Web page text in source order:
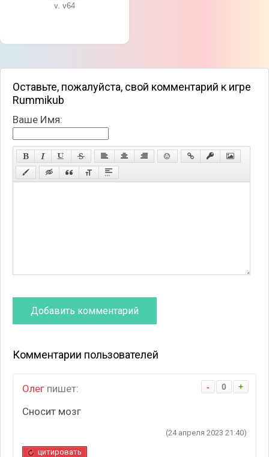
v. v64
Оставьте, пожалуйста, свой комментарий к игре
Rummikub
Ваше Имя:
Комментарии пользователей
- 0 +
Олег пишет:
Сносит мозг
(24 апреля 2023 21:40)
цитировать